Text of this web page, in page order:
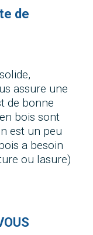
de
assure une
de bonne
bois sont
est un peu
a besoin
ou lasure)